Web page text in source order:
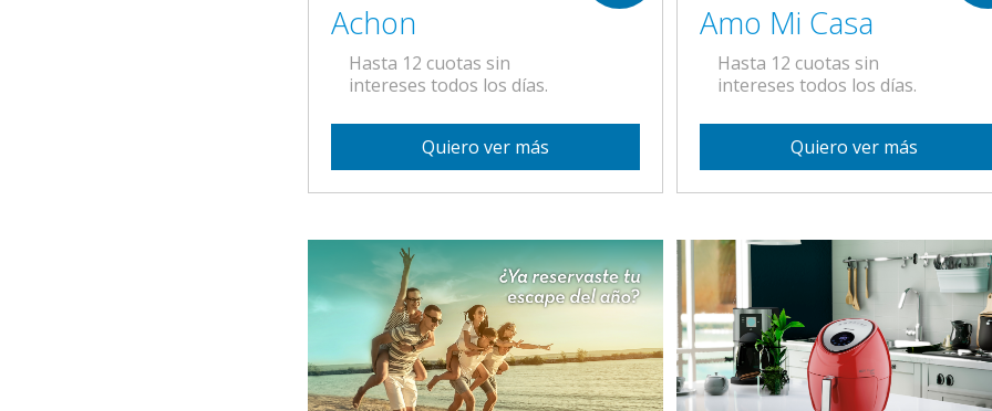
Achon
Hasta 12 cuotas sin
intereses todos los días.
Quiero ver más
Amo Mi Casa
Hasta 12 cuotas sin
intereses todos los días.
Quiero ver más